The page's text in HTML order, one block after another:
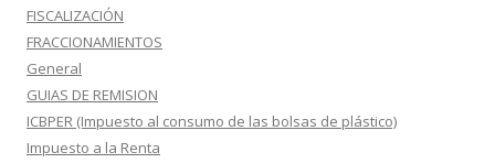
FISCALIZACIÓN
FRACCIONAMIENTOS
General
GUIAS DE REMISION
ICBPER (Impuesto al consumo de las bolsas de plástico)
Impuesto a la Renta